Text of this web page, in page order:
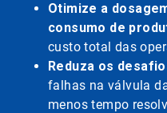
Otimize a
consumo de
custo total das
Reduza os
falhas na válvula
menos tempo